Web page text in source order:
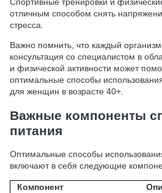
отличным способом снять
стресса.
Важно помнить, что каждый
консультация со специалистом в
и физической активности может
оптимальные способы
для женщин в возрасте 40+.
Важные компоненты
питания
Оптимальные способы
включают в себя следующие
Компонент